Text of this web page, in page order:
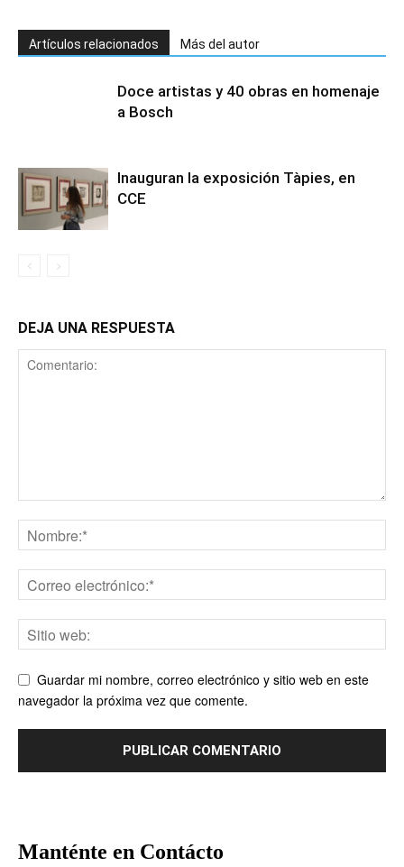
Artículos relacionados Más del autor
Doce artistas y 40 obras en homenaje
a Bosch
Inauguran la exposición Tàpies, en
CCE
DEJA UNA RESPUESTA
Guardar mi nombre, correo electrónico y sitio web en este
navegador la próxima vez que comente.
Manténte en Contácto